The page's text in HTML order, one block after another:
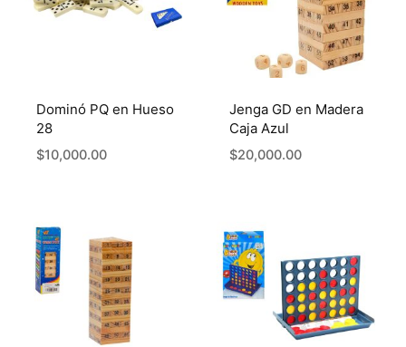
Dominó PQ en Hueso
28
$10,000.00
Jenga GD en Madera
Caja Azul
$20,000.00